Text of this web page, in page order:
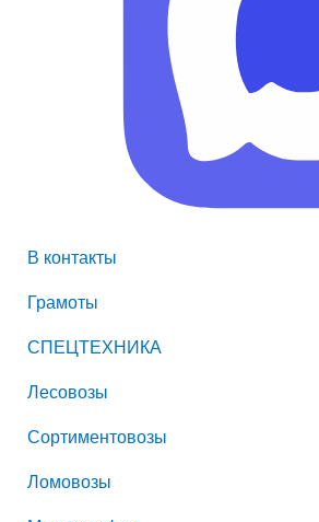
В контакты
Грамоты
СПЕЦТЕХНИКА
Лесовозы
Сортиментовозы
Ломовозы